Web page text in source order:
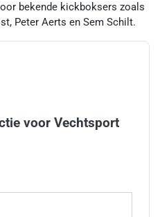
bekende kickboksers zoals
Peter Aerts en Sem Schilt.
voor Vechtsport